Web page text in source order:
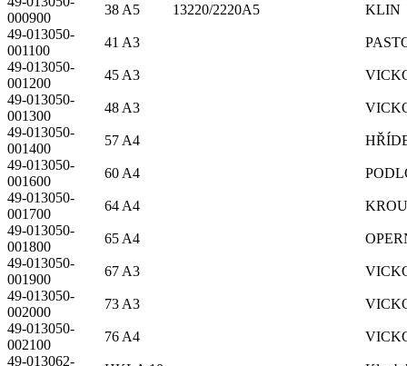
000900
38 A5 13220/2220A5
KLIN
49-013050-
001100
41 A3
49-013050-
001200
45 A3
49-013050-
001300
48 A3
49-013050-
001400
57 A4
49-013050-
001600
60 A4
49-013050-
001700
64 A4
49-013050-
001800
65 A4
49-013050-
001900
67 A3
49-013050-
002000
73 A3
49-013050-
002100
76 A4
49-013062-